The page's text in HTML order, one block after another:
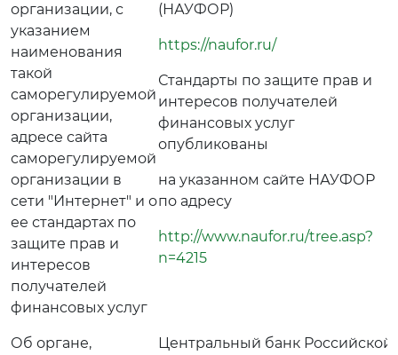
организации, с
указанием
наименования
такой
саморегулируемой
организации,
адресе сайта
саморегулируемой
организации в
сети "Интернет" и о
ее стандартах по
защите прав и
интересов
получателей
финансовых услуг
(НАУФОР)
https://naufor.ru/
Стандарты по защите прав и
интересов получателей
финансовых услуг
опубликованы
на указанном сайте НАУФОР
по адресу
http://www.naufor.ru/tree.asp?
n=4215
Об органе,
Центральный банк Российской